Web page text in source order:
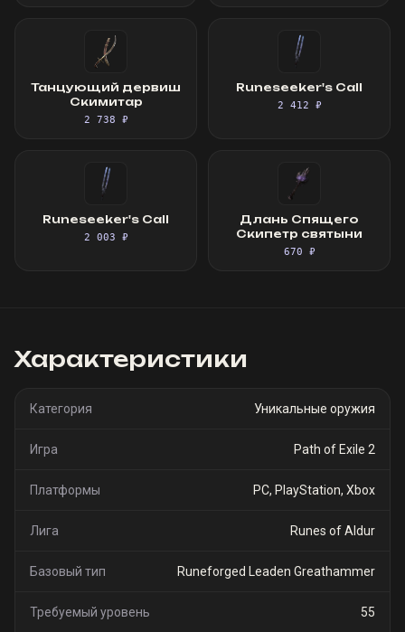
Танцующий дервиш
Скимитар
2 738 ₽
Runeseeker's Call
2 412 ₽
Runeseeker's Call
2 003 ₽
Длань Спящего
Скипетр святыни
670 ₽
Характеристики
Категория Уникальные оружия
Игра Path of Exile 2
Платформы PC, PlayStation, Xbox
Лига Runes of Aldur
Базовый тип Runeforged Leaden Greathammer
Требуемый уровень 55